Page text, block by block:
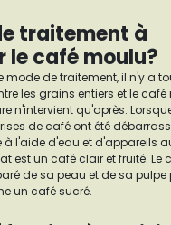
traitement à
le café moulu?
mode de traitement, il n'y a
les grains entiers et le café
n'intervient qu'après.
de café ont été
à l'aide d'eau et d'appareils
est un café clair et fruité. Le
de sa peau et de sa pulpe
un café sucré.